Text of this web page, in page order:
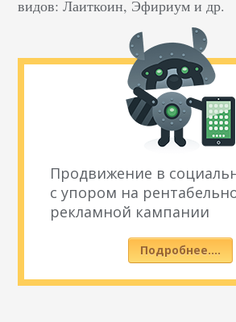
видов: Лаиткоин, Эфириум и др.
Продвижение в
с упором на
рекламной кампании
Подробнее….